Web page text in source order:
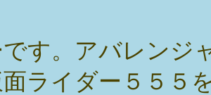
す。アバレンジ
面ライダー５５５